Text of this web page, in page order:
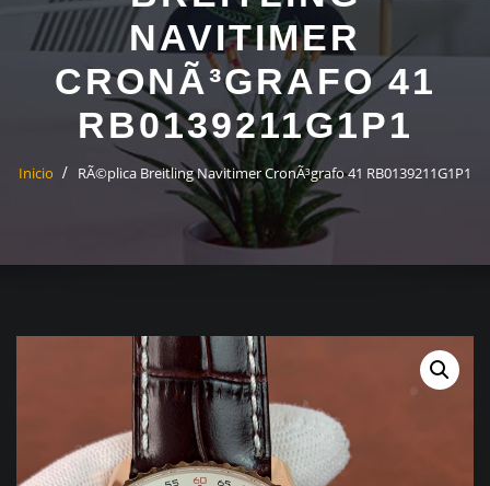
NAVITIMER
CRONÃ³GRAFO 41
RB0139211G1P1
Inicio RÃ©plica Breitling Navitimer CronÃ³grafo 41 RB0139211G1P1